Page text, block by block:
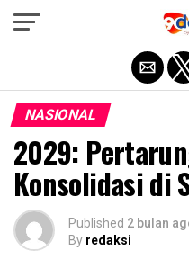
NASIONAL
2029:
Konsolidasi di
Published 2 bulan
By redaksi
Exit